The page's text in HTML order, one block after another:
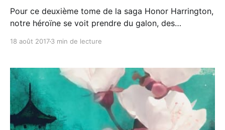
Pour ce deuxième tome de la saga Honor Harrington,
notre héroïne se voit prendre du galon, des
de ses grands vaisseaux militaires. Honor est ici
chargée
18 août 20173 min de lecture